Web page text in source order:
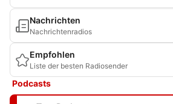
Nachrichten
Nachrichtenradios
Empfohlen
Liste der besten Radiosender
Podcasts